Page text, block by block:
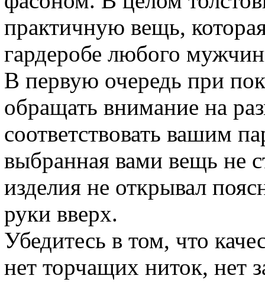
практичную вещь,
гардеробе любого
В первую очередь при
обращать внимание на
соответствовать вашим
выбранная вами вещь не
изделия не открывал
руки вверх.
Убедитесь в том, что
нет торчащих ниток, нет